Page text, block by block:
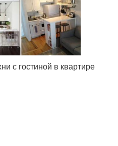
с гостиной в квартире